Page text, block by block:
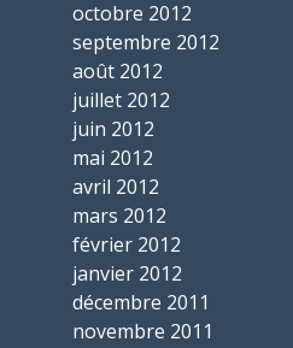
octobre 2012
septembre 2012
août 2012
juillet 2012
juin 2012
mai 2012
avril 2012
mars 2012
février 2012
janvier 2012
décembre 2011
novembre 2011